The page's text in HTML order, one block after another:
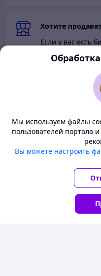
Хотите
Если у вас есть
Начать
Перейти в кабинет
Перейти в личный
Deal.by —
заказом уточните у
Мы используем файлы
пользователей портала
Вы можете настроить